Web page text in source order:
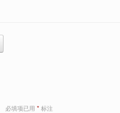
必填项已用 * 标注